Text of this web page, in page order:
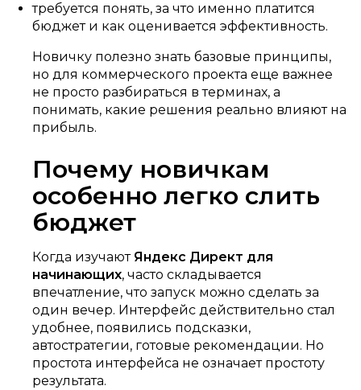
требуется понять, за что именно платится
бюджет и как оценивается эффективность.
Новичку полезно знать базовые принципы,
но для коммерческого проекта еще важнее
не просто разбираться в терминах, а
понимать, какие решения реально влияют на
прибыль.
Почему новичкам
особенно легко слить
бюджет
Когда изучают Яндекс Директ для
начинающих, часто складывается
впечатление, что запуск можно сделать за
один вечер. Интерфейс действительно стал
удобнее, появились подсказки,
автостратегии, готовые рекомендации. Но
простота интерфейса не означает простоту
результата.